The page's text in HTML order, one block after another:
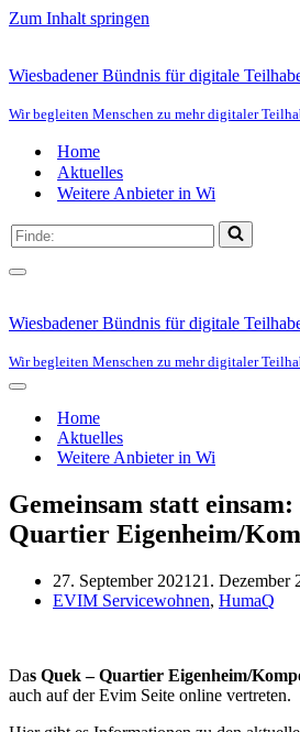
Zum Inhalt springen
Wiesbadener Bündnis für digitale
Wir begleiten Menschen zu mehr digitaler
Home
Aktuelles
Weitere Anbieter in Wi
Suchen
nach …
Navigationsmenü
Wiesbadener Bündnis für digitale
Wir begleiten Menschen zu mehr digitaler
Navigationsmenü
Home
Aktuelles
Weitere Anbieter in Wi
Gemeinsam statt
Quartier Eigenheim/
27. September 2021 21. Dezember
EVIM Servicewohnen, HumaQ
Das Quek – Quartier Eigenheim/
auch auf der Evim Seite online vertreten.